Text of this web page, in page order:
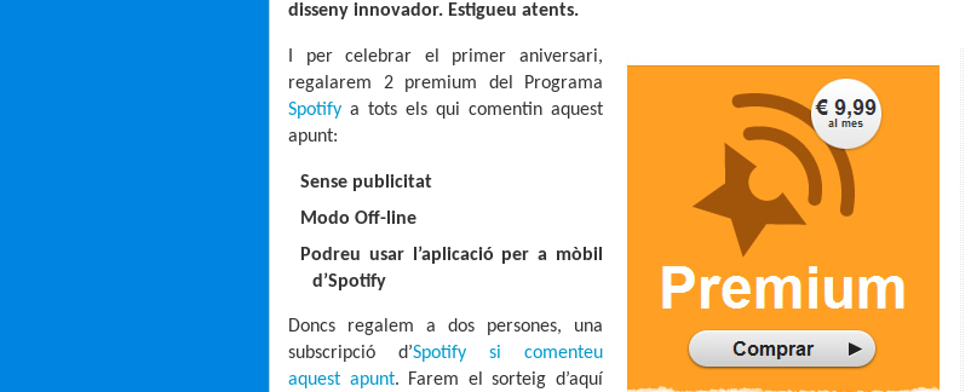
disseny innovador. Estigueu atents.
I per celebrar el primer aniversari,
regalarem 2 premium del Programa
Spotify a tots els qui comentin aquest
apunt:
Sense publicitat
Modo Off-line
Podreu usar l’aplicació per a mòbil
d’Spotify
Doncs regalem a dos persones, una
subscripció d’Spotify si comenteu
aquest apunt. Farem el sorteig d’aquí